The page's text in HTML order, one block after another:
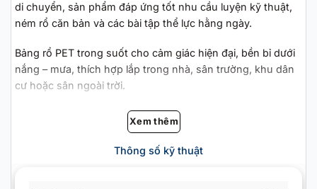
di chuyển, sản phẩm đáp ứng tốt nhu cầu luyện kỹ thuật,
ném rổ căn bản và các bài tập thể lực hằng ngày.
Bảng rổ PET trong suốt cho cảm giác hiện đại, bền bỉ dưới
nắng – mưa, thích hợp lắp trong nhà, sân trường, khu dân
cư hoặc sân ngoài trời.
Xem thêm
Thông số kỹ thuật